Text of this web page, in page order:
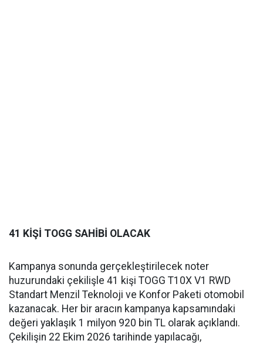
41 KİŞİ TOGG SAHİBİ OLACAK
Kampanya sonunda gerçekleştirilecek noter
huzurundaki çekilişle 41 kişi TOGG T10X V1 RWD
Standart Menzil Teknoloji ve Konfor Paketi otomobil
kazanacak. Her bir aracın kampanya kapsamındaki
değeri yaklaşık 1 milyon 920 bin TL olarak açıklandı.
Çekilişin 22 Ekim 2026 tarihinde yapılacağı,